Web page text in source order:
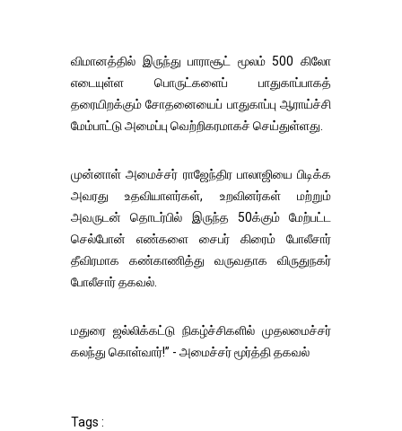
விமானத்தில் இருந்து பாராசூட் மூலம் 500 கிலோ
எடையுள்ள பொருட்களைப் பாதுகாப்பாகத்
தரையிறக்கும் சோதனையைப் பாதுகாப்பு ஆராய்ச்சி
மேம்பாட்டு அமைப்பு வெற்றிகரமாகச் செய்துள்ளது.
முன்னாள் அமைச்சர் ராஜேந்திர பாலாஜியை பிடிக்க
அவரது உதவியாளர்கள், உறவினர்கள் மற்றும்
அவருடன் தொடர்பில் இருந்த 50க்கும் மேற்பட்ட
செல்போன் எண்களை சைபர் கிரைம் போலீசார்
தீவிரமாக கண்காணித்து வருவதாக விருதுநகர்
போலீசார் தகவல்.
மதுரை ஜல்லிக்கட்டு நிகழ்ச்சிகளில் முதலமைச்சர்
கலந்து கொள்வார்!” - அமைச்சர் மூர்த்தி தகவல்
Tags :